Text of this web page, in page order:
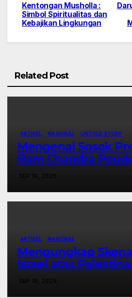
Navigasi
pos
Kentongan Musholla :
Simbol Spiritualitas dan
Kebajikan Lingkungan
Related Post
ARTIKEL NASIONAL UNTOLD STORY
Mengenal Sosok
Ram Chandra
SEP 19, 2025
ARTIKEL NASIONAL
Mengungkap
Israel atas
Ilan Pappé